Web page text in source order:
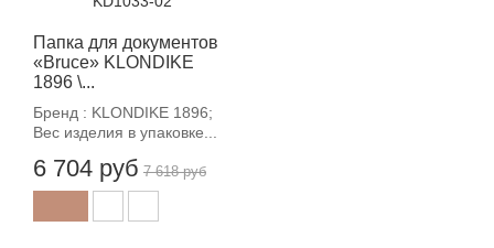
Папка для документов
«Bruce» KLONDIKE
1896 \...
Бренд : KLONDIKE 1896;
Вес изделия в упаковке...
6 704 руб 7 618 руб